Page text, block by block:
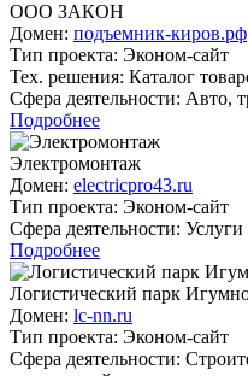
ООО ЗАКОН
Домен: подъемник-киров.рф
Тип проекта: Эконом-сайт
Тех. решения: Каталог
Сфера деятельности: Авто,
Подробнее
Элек­тро­мон­таж
Домен: electricpro43.ru
Тип проекта: Эконом-сайт
Сфера деятельности: Услуги
Подробнее
Ло­гис­ти­чес­кий парк
Домен: lc-nn.ru
Тип проекта: Эконом-сайт
Сфера деятельности: